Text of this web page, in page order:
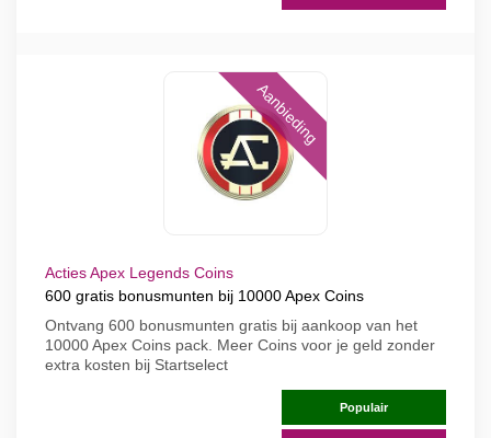
Aanbieding
Acties Apex Legends Coins
600 gratis bonusmunten bij 10000 Apex Coins
Ontvang 600 bonusmunten gratis bij aankoop van het
10000 Apex Coins pack. Meer Coins voor je geld zonder
extra kosten bij Startselect
Populair